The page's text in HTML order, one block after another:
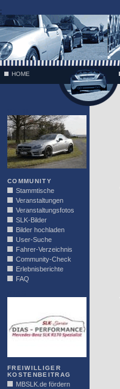
;
HOME
COMMUNITY
Stammtische
Veranstaltungen
Veranstaltungsfotos
SLK-Bilder
Bilder hochladen
User-Suche
Fahrer-Verzeichnis
Community-Check
Erlebnisberichte
FAQ
FREIWILLIGER
KOSTENBEITRAG
MBSLK.de fördern